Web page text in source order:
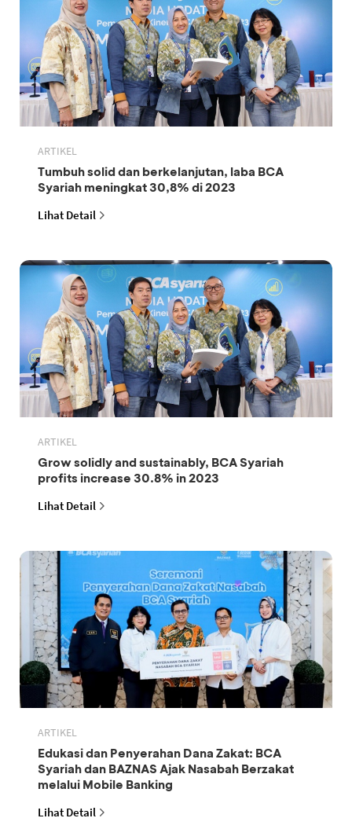
ARTIKEL
Tumbuh solid dan berkelanjutan, laba BCA
Syariah meningkat 30,8% di 2023
Lihat Detail
ARTIKEL
Grow solidly and sustainably, BCA Syariah
profits increase 30.8% in 2023
Lihat Detail
ARTIKEL
Edukasi dan Penyerahan Dana Zakat: BCA
Syariah dan BAZNAS Ajak Nasabah Berzakat
melalui Mobile Banking
Lihat Detail